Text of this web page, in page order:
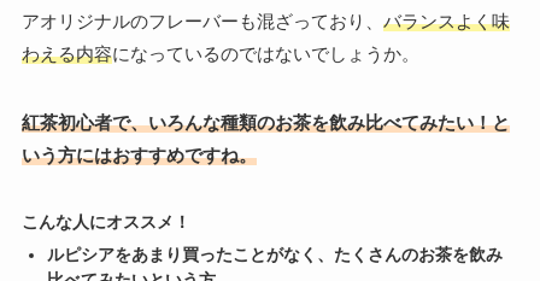
アオリジナルのフレーバーも混ざっており、 バランスよく味
わえる内容になっているのではないでしょうか。
紅茶初心者で、いろんな種類のお茶を飲み比べてみたい！と
いう方にはおすすめですね。
こんな人にオススメ！
ルピシアをあまり買ったことがなく、たくさんのお茶を飲み